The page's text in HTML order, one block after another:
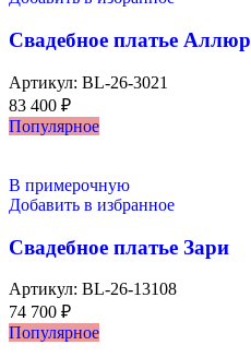
Свадебное платье Аллюр
Артикул: BL-26-3021
83 400 ₽
Популярное
В примерочную
Добавить в избранное
Свадебное платье Зари
Артикул: BL-26-13108
74 700 ₽
Популярное